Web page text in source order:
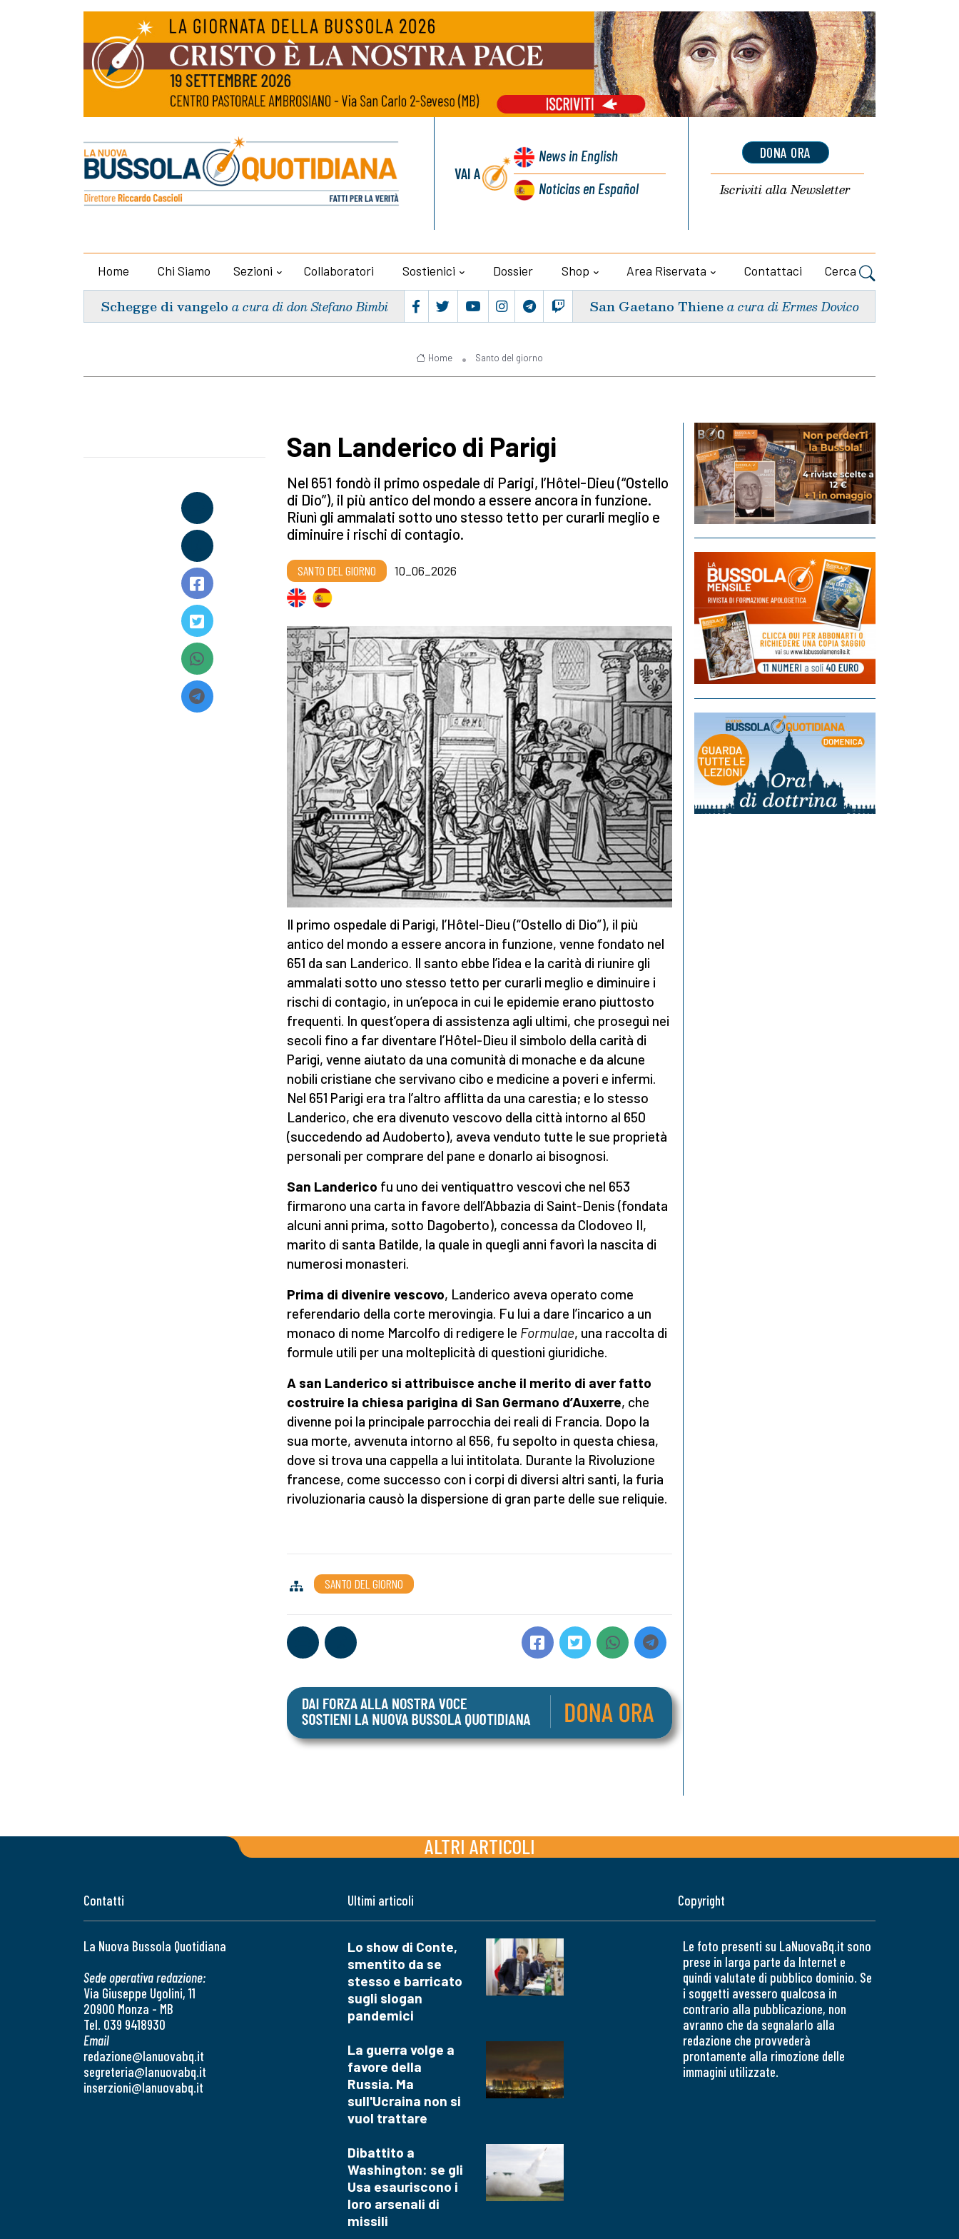
VAI A
Newsin English
Noticiasen Español
DONA ORA
Iscriviti allaNewsletter
Home Chi Siamo Sezioni Collaboratori Sostienici Dossier Shop Area Riservata Contattaci Cerca
Schegge di vangelo a cura di don Stefano Bimbi San Gaetano Thiene a cura di Ermes Dovico
Home Santo del giorno
San Landerico di Parigi
Nel 651 fondò il primo ospedale di Parigi, l’Hôtel-Dieu (“Ostello
di Dio”), il più antico del mondo a essere ancora in funzione.
Riunì gli ammalati sotto uno stesso tetto per curarli meglio e
diminuire i rischi di contagio.
SANTO DEL GIORNO 10_06_2026
Il primo ospedale di Parigi, l’Hôtel-Dieu (“Ostello di Dio”), il più
antico del mondo a essere ancora in funzione, venne fondato nel
651 da san Landerico. Il santo ebbe l’idea e la carità di riunire gli
ammalati sotto uno stesso tetto per curarli meglio e diminuire i
rischi di contagio, in un’epoca in cui le epidemie erano piuttosto
frequenti. In quest’opera di assistenza agli ultimi, che proseguì nei
secoli fino a far diventare l’Hôtel-Dieu il simbolo della carità di
Parigi, venne aiutato da una comunità di monache e da alcune
nobili cristiane che servivano cibo e medicine a poveri e infermi.
Nel 651 Parigi era tra l’altro afflitta da una carestia; e lo stesso
Landerico, che era divenuto vescovo della città intorno al 650
(succedendo ad Audoberto), aveva venduto tutte le sue proprietà
personali per comprare del pane e donarlo ai bisognosi.
San Landerico fu uno dei ventiquattro vescovi che nel 653
firmarono una carta in favore dell’Abbazia di Saint-Denis (fondata
alcuni anni prima, sotto Dagoberto), concessa da Clodoveo II,
marito di santa Batilde, la quale in quegli anni favorì la nascita di
numerosi monasteri.
Prima di divenire vescovo, Landerico aveva operato come
referendario della corte merovingia. Fu lui a dare l’incarico a un
monaco di nome Marcolfo di redigere le Formulae, una raccolta di
formule utili per una molteplicità di questioni giuridiche.
A san Landerico si attribuisce anche il merito di aver fatto
costruire la chiesa parigina di San Germano d’Auxerre, che
divenne poi la principale parrocchia dei reali di Francia. Dopo la
sua morte, avvenuta intorno al 656, fu sepolto in questa chiesa,
dove si trova una cappella a lui intitolata. Durante la Rivoluzione
francese, come successo con i corpi di diversi altri santi, la furia
rivoluzionaria causò la dispersione di gran parte delle sue reliquie.
SANTO DEL GIORNO
ALTRI ARTICOLI
Contatti
La Nuova Bussola Quotidiana
Sede operativa redazione:
Via Giuseppe Ugolini, 11
20900 Monza - MB
Tel. 039 9418930
Email
redazione@lanuovabq.it
segreteria@lanuovabq.it
inserzioni@lanuovabq.it
Ultimi articoli
Lo show di Conte,
smentito da se
stesso e barricato
sugli slogan
pandemici
La guerra volge a
favore della
Russia. Ma
sull'Ucraina non si
vuol trattare
Dibattito a
Washington: se gli
Usa esauriscono i
loro arsenali di
missili
Copyright
Le foto presenti su LaNuovaBq.it sono
prese in larga parte da Internet e
quindi valutate di pubblico dominio. Se
i soggetti avessero qualcosa in
contrario alla pubblicazione, non
avranno che da segnalarlo alla
redazione che provvederà
prontamente alla rimozione delle
immagini utilizzate.